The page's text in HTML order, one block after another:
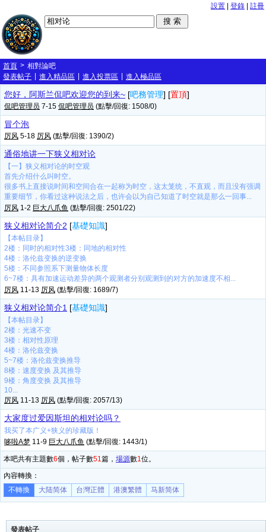
設置 登錄 註冊
首頁 > 相對論吧
發表帖子
進入精品區 進入投票區 進入極品區
您好，阿斯兰侃吧欢迎您的到来~ [吧務管理] [置頂]
侃吧管理员 7-15 侃吧管理员 (點擊/回復: 1508/0)
冒个泡
厉风 5-18 厉风 (點擊/回復: 1390/2)
通俗地讲一下狭义相对论
【一】狭义相对论的时空观
首先介绍什么叫时空。
很多书上直接说时间和空间合在一起称为时空，这太笼统，不直观，而且没有强调
重要细节，你看过这种说法之后，也许会以为自己知道了时空就是那么一回事...
厉风 1-2 巨大八爪鱼 (點擊/回復: 2501/22)
狭义相对论简介2 [基礎知識]
【本帖目录】
2楼：同时的相对性3楼：同地的相对性
4楼：洛伦兹变换的逆变换
5楼：不同参照系下测量物体长度
6~7楼：具有加速运动差异的两个观测者分别观测到的对方的加速度不相...
厉风 11-13 厉风 (點擊/回復: 1689/7)
狭义相对论简介1 [基礎知識]
【本帖目录】
2楼：光速不变
3楼：相对性原理
4楼：洛伦兹变换
5~7楼：洛伦兹变换推导
8楼：速度变换 及其推导
9楼：角度变换 及其推导
10...
厉风 11-13 厉风 (點擊/回復: 2057/13)
大家度过爱因斯坦的相对论吗？
我买了本广义+狭义的珍藏版！
哆啦A梦 11-9 巨大八爪鱼 (點擊/回復: 1443/1)
本吧共有主題數6個，帖子數51篇， 場源數1位。
內容轉換：
不轉換
大陆简体 台灣正體 港澳繁體 马新简体
發表帖子